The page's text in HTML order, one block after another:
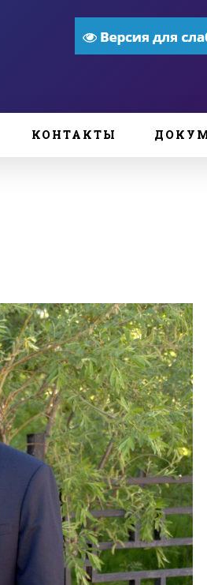
КОНТАКТЫ